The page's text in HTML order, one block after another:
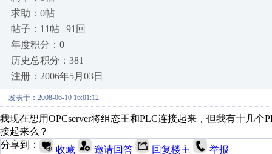
求助：0帖
帖子：11帖 | 91回
年度积分：0
历史总积分：381
注册：2006年5月03日
发表于：2008-06-10 16:01:12
我现在想用OPCserver将组态王和PLC连接起来，但我有十几
接起来么？
分享到：
收藏 邀请回答 回复楼主 举报